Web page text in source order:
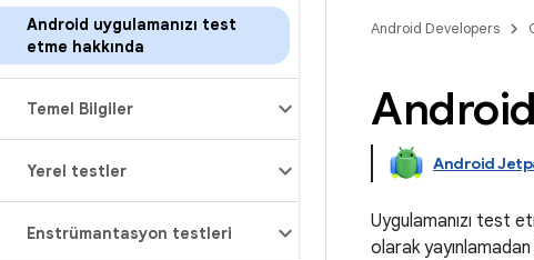
Android uygulamanızı test
etme hakkında
Temel Bilgiler
Yerel testler
Enstrümantasyon testleri
Android Developers
Android
Uygulamanızı test
olarak